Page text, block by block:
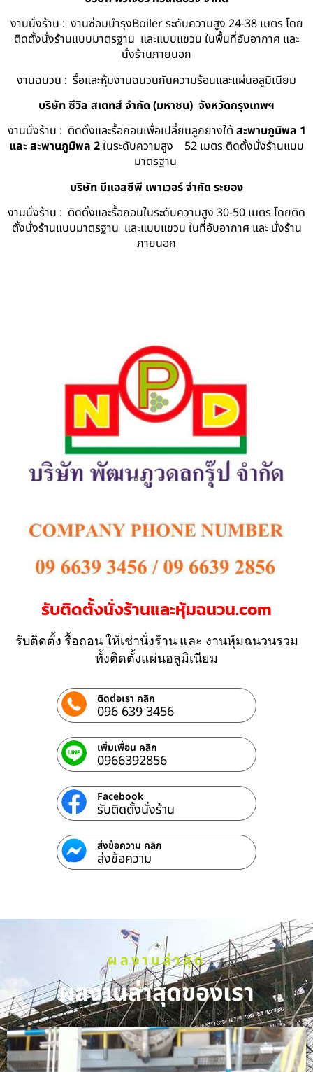
งานนั่งร้าน : งานซ่อมบำรุงBoiler ระดับความสูง 24-38 เมตร โดย
ติดตั้งนั่งร้านแบบมาตรฐาน และแบบแขวน ในพื้นที่อับอากาศ และ
นั่งร้านภายนอก
งานฉนวน : รื้อและหุ้มงานฉนวนกันความร้อนและแผ่นอลูมิเนียม
บริษัท ซีวิล สเตทส์ จำกัด (มหาชน) จังหวัดกรุงเทพฯ
งานนั่งร้าน : ติดตั้งและรื้อถอนเพื่อเปลี่ยนลูกยางใต้ สะพานภูมิพล 1
และ สะพานภูมิพล 2ในระดับความสูง 52 เมตร ติดตั้งนั่งร้านแบบ
มาตรฐาน
บริษัท บีแอลซีพี เพาเวอร์ จำกัด ระยอง
งานนั่งร้าน : ติดตั้งและรื้อถอนในระดับความสูง 30-50 เมตร โดยติด
ตั้งนั่งร้านแบบมาตรฐาน และแบบแขวน ในที่อับอากาศ และ นั่งร้าน
ภายนอก
รับติดตั้งนั่งร้านและหุ้มฉนวน.com
รับติดตั้ง รื้อถอน ให้เช่านั่งร้าน และ งานหุ้มฉนวนรวม
ทั้งติดตั้งแผ่นอลูมิเนียม
ติดต่อเรา คลิก
096 639 3456
เพิ่มเพื่อน คลิก
0966392856
Facebook
รับติดตั้งนั่งร้าน
ส่งข้อความ คลิก
ส่งข้อความ
ผลงานล่าสุด
ผลงานล่าสุดของเรา